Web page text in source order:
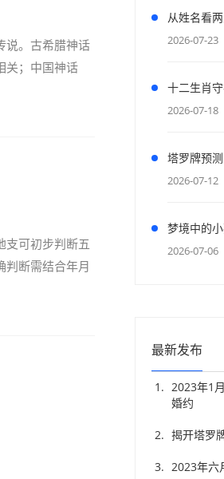
说。古希腊神话
关；中国神话
支可初步判断五
判断需结合年月
从姓名看
2026-07-23
十二生肖
资源获取
2026-07-18
塔罗牌预
机？
2026-07-12
梦境中的
怎样的寓意
2026-07-06
最新发布
2023年1
婚约
揭开塔罗
2023年六